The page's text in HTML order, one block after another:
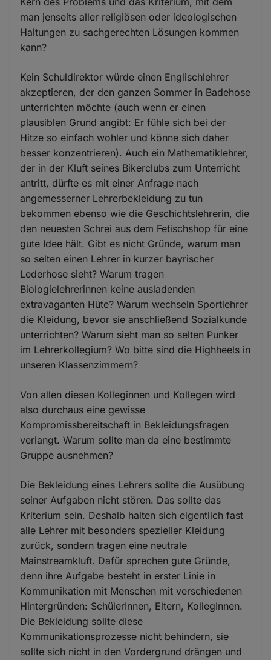
man jenseits aller religiösen oder ideologischen
Haltungen zu sachgerechten Lösungen kommen
kann?
Kein Schuldirektor würde einen Englischlehrer
akzeptieren, der den ganzen Sommer in Badehose
unterrichten möchte (auch wenn er einen
plausiblen Grund angibt: Er fühle sich bei der
Hitze so einfach wohler und könne sich daher
besser konzentrieren). Auch ein Mathematiklehrer,
der in der Kluft seines Bikerclubs zum Unterricht
antritt, dürfte es mit einer Anfrage nach
angemesserner Lehrerbekleidung zu tun
bekommen ebenso wie die Geschichtslehrerin, die
den neuesten Schrei aus dem Fetischshop für eine
gute Idee hält. Gibt es nicht Gründe, warum man
so selten einen Lehrer in kurzer bayrischer
Lederhose sieht? Warum tragen
Biologielehrerinnen keine ausladenden
extravaganten Hüte? Warum wechseln Sportlehrer
die Kleidung, bevor sie anschließend Sozialkunde
unterrichten? Warum sieht man so selten Punker
im Lehrerkollegium? Wo bitte sind die Highheels in
unseren Klassenzimmern?
Von allen diesen Kolleginnen und Kollegen wird
also durchaus eine gewisse
Kompromissbereitschaft in Bekleidungsfragen
verlangt. Warum sollte man da eine bestimmte
Gruppe ausnehmen?
Die Bekleidung eines Lehrers sollte die Ausübung
seiner Aufgaben nicht stören. Das sollte das
Kriterium sein. Deshalb halten sich eigentlich fast
alle Lehrer mit besonders spezieller Kleidung
zurück, sondern tragen eine neutrale
Mainstreamkluft. Dafür sprechen gute Gründe,
denn ihre Aufgabe besteht in erster Linie in
Kommunikation mit Menschen mit verschiedenen
Hintergründen: SchülerInnen, Eltern, KollegInnen.
Die Bekleidung sollte diese
Kommunikationsprozesse nicht behindern, sie
sollte sich nicht in den Vordergrund drängen und